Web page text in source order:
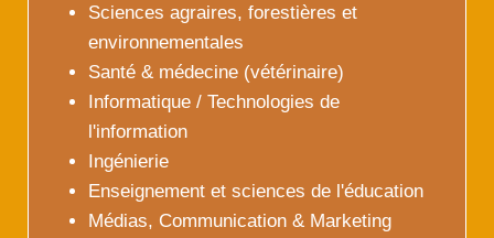
Sciences agraires, forestières et
environnementales
Santé & médecine (vétérinaire)
Informatique / Technologies de
l'information
Ingénierie
Enseignement et sciences de l'éducation
Médias, Communication & Marketing